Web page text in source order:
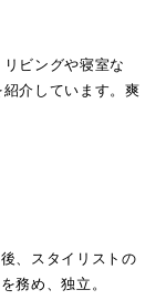
ビングや寝室な
介しています。爽
、スタイリストの
務め、独立。